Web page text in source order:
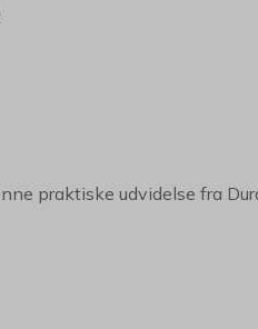
praktiske udvidelse fra